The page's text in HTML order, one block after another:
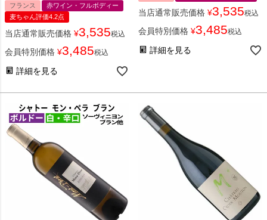
フランス
赤ワイン・フルボディー
麦ちゃん評価4.2点
当店通常販売価格 ¥3,535税込
会員特別価格 ¥3,485税込
詳細を見る
当店通常販売価格 ¥3,535税込
会員特別価格 ¥3,485税込
詳細を見る